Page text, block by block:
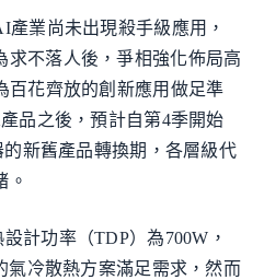
業尚未出現殺手級應用，
求不落人後，爭相強化佈局高
百花齊放的創新應用做足準
品之後，預計自第4季開始
新舊產品轉換期，各層級代
。
計功率（TDP）為700W，
氣冷散熱方案滿足需求，然而